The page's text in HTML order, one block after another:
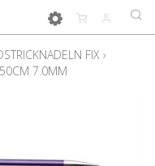
FIX ›
7.0MM